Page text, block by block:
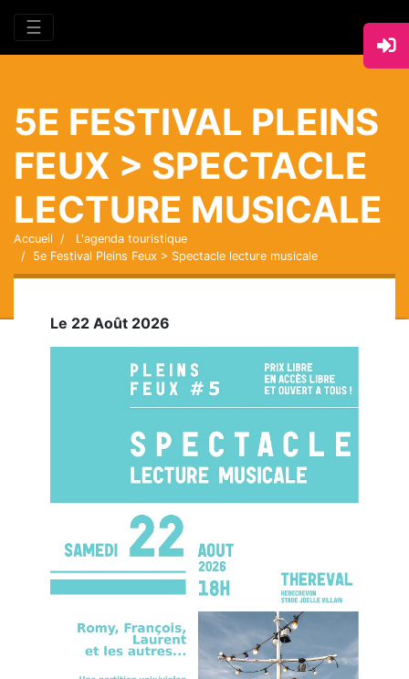
☰
5E FESTIVAL PLEINS
FEUX > SPECTACLE
LECTURE MUSICALE
Accueil
L'agenda touristique
5e Festival Pleins Feux > Spectacle lecture musicale
Le 22 Août 2026